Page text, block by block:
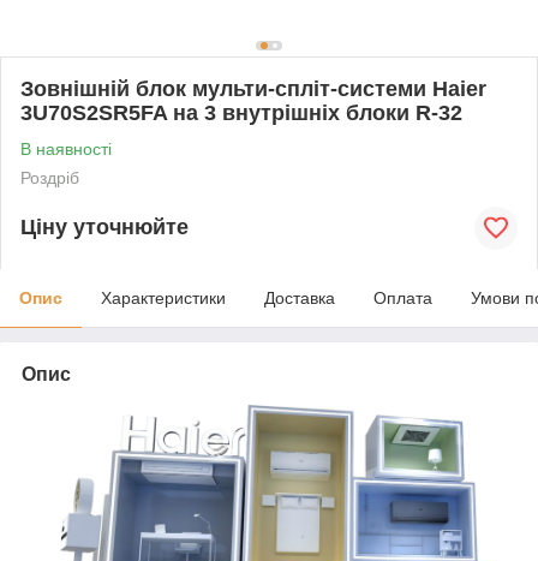
Зовнішній блок мульти-спліт-системи Haier
3U70S2SR5FA на 3 внутрішніх блоки R-32
В наявності
Роздріб
Ціну уточнюйте
Опис Характеристики Доставка Оплата Умови
Опис